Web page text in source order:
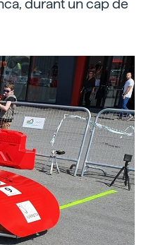
durant un cap de